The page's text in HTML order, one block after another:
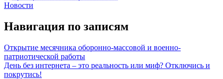
Новости
Навигация по записям
Открытие месячника оборонно-массовой и военно-
патриотической работы
День без интернета – это реальность или миф? Отключись и
покрутись!